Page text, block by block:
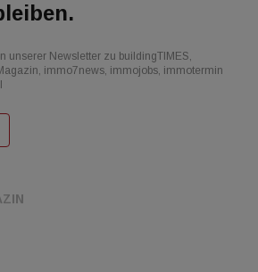
unserer Newsletter zu buildingTIMES,
immo7news, immojobs, immotermin